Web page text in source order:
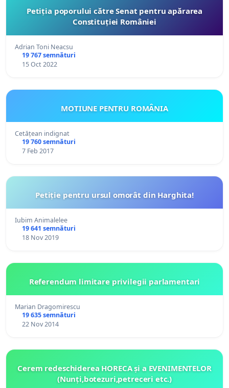
Petiția poporului către Senat pentru apărarea
Constituției României
Adrian Toni Neacsu
19 767 semnături
15 Oct 2022
MOTIUNE PENTRU ROMÂNIA
Cetățean indignat
19 760 semnături
7 Feb 2017
Petiție pentru ursul omorât din Harghita!
Iubim Animalelee
19 641 semnături
18 Nov 2019
Referendum limitare privilegii parlamentari
Marian Dragomirescu
19 635 semnături
22 Nov 2014
Cerem redeschiderea HORECA și a EVENIMENTELOR
(Nunți,botezuri,petreceri etc.)